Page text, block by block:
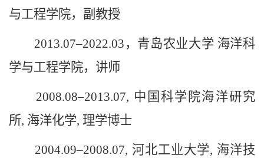
与工程学院，副教授
2013.07–2022.03，青岛农业大学 海洋科
学与工程学院，讲师
2008.08–2013.07, 中国科学院海洋研究
所, 海洋化学, 理学博士
2004.09–2008.07, 河北工业大学, 海洋技